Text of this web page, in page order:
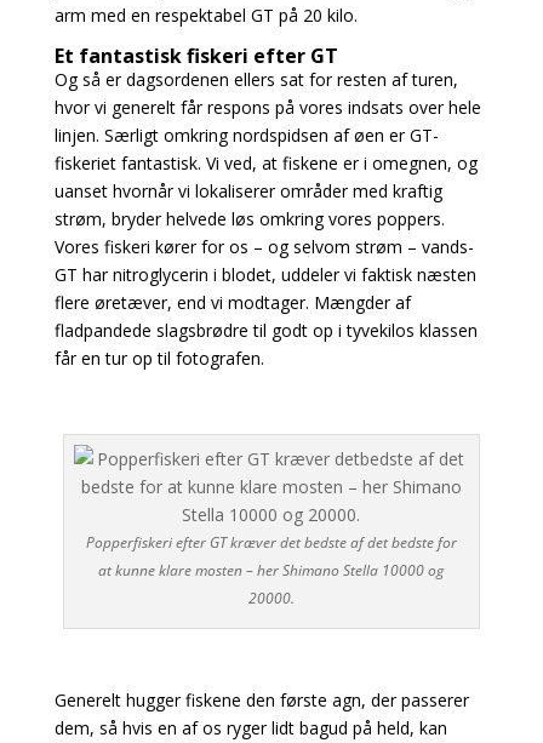
arm med en respektabel GT på 20 kilo.
Et fantastisk fiskeri efter GT
Og så er dagsordenen ellers sat for resten af turen,
hvor vi generelt får respons på vores indsats over hele
linjen. Særligt omkring nordspidsen af øen er GT-
fiskeriet fantastisk. Vi ved, at fiskene er i omegnen, og
uanset hvornår vi lokaliserer områder med kraftig
strøm, bryder helvede løs omkring vores poppers.
Vores fiskeri kører for os – og selvom strøm – vands-
GT har nitroglycerin i blodet, uddeler vi faktisk næsten
flere øretæver, end vi modtager. Mængder af
fladpandede slagsbrødre til godt op i tyvekilos klassen
får en tur op til fotografen.
Popperfiskeri efter GT kræver det bedste af det bedste for
at kunne klare mosten – her Shimano Stella 10000 og
20000.
Generelt hugger fiskene den første agn, der passerer
dem, så hvis en af os ryger lidt bagud på held, kan